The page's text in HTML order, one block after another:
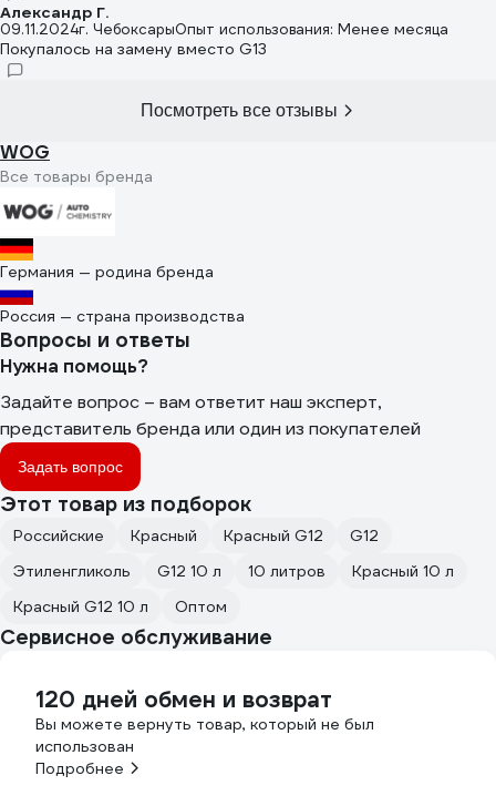
Александр Г.
09.11.2024г. ЧебоксарыОпыт использования: Менее месяца
Покупалось на замену вместо G13
Посмотреть все отзывы
WOG
Все товары бренда
Германия — родина бренда
Россия — страна производства
Вопросы и ответы
Нужна помощь?
Задайте вопрос – вам ответит наш эксперт,
представитель бренда или один из покупателей
Задать вопрос
Этот товар из подборок
Российские Красный Красный G12
G12
Этиленгликоль
G12 10 л 10 литров
Красный 10 л
Красный G12 10 л
Оптом
Сервисное обслуживание
120 дней обмен и возврат
Вы можете вернуть товар, который не был
использован
Подробнее